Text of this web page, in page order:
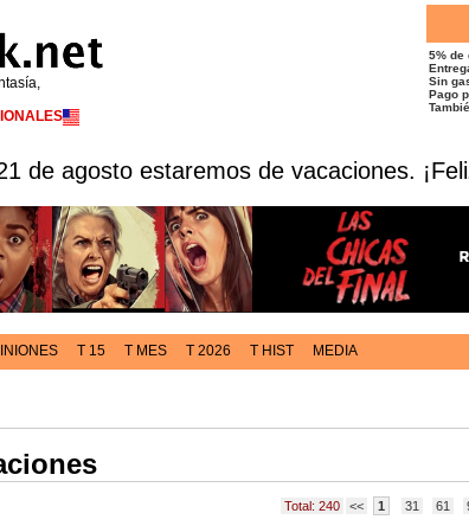
5% de
Sin
Pago
de agosto estaremos de vacaciones.
T 15 T MES T 2026 T HIST MEDIA
Total: 240 << 1 31 61